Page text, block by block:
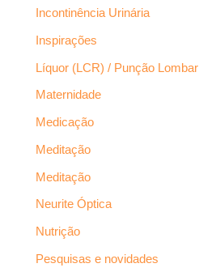
Incontinência Urinária
Inspirações
Líquor (LCR) / Punção Lombar
Maternidade
Medicação
Meditação
Meditação
Neurite Óptica
Nutrição
Pesquisas e novidades